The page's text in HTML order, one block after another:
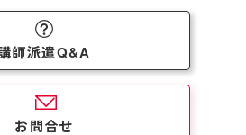
師派遣Q&A
お問合せ